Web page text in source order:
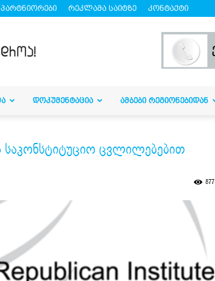
პარტნიორები რეკლამა საიტზე კონტაქტი
ᲓᲝᲙᲣᲛᲔᲜᲢᲐᲪᲘᲐ ᲐᲛᲑᲔᲑᲘ ᲠᲔᲒᲘᲝᲜᲔᲑᲘᲓᲐᲜ
საკონსტიტუციო ცვლილებებით
877